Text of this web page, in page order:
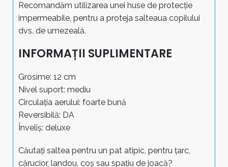
Recomandăm utilizarea unei huse de protecție
impermeabile, pentru a proteja salteaua copilului
dvs. de umezeală.
INFORMAȚII SUPLIMENTARE
Grosime: 12 cm
Nivel suport: mediu
Circulația aerului: foarte bună
Reversibilă: DA
Înveliș: deluxe
Căutați saltea pentru un pat atipic, pentru țarc,
cărucior, landou, coș sau spațiu de joacă?